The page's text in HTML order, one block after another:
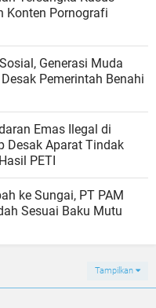
Konten Pornografi
Generasi Muda
Pemerintah Benahi
Emas Ilegal di
Desak Aparat Tindak
PETI
ke Sungai, PT PAM
Sesuai Baku Mutu
Tampilkan